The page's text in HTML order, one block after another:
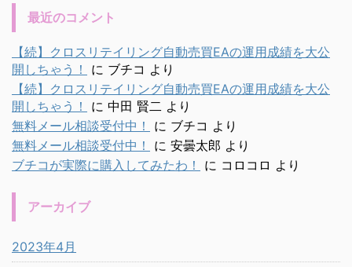
最近のコメント
【続】クロスリテイリング自動売買EAの運用成績を大公
開しちゃう！
に ブチコ より
【続】クロスリテイリング自動売買EAの運用成績を大公
開しちゃう！
に 中田 賢二 より
無料メール相談受付中！
に ブチコ より
無料メール相談受付中！
に 安曇太郎 より
ブチコが実際に購入してみたわ！
に コロコロ より
アーカイブ
2023年4月